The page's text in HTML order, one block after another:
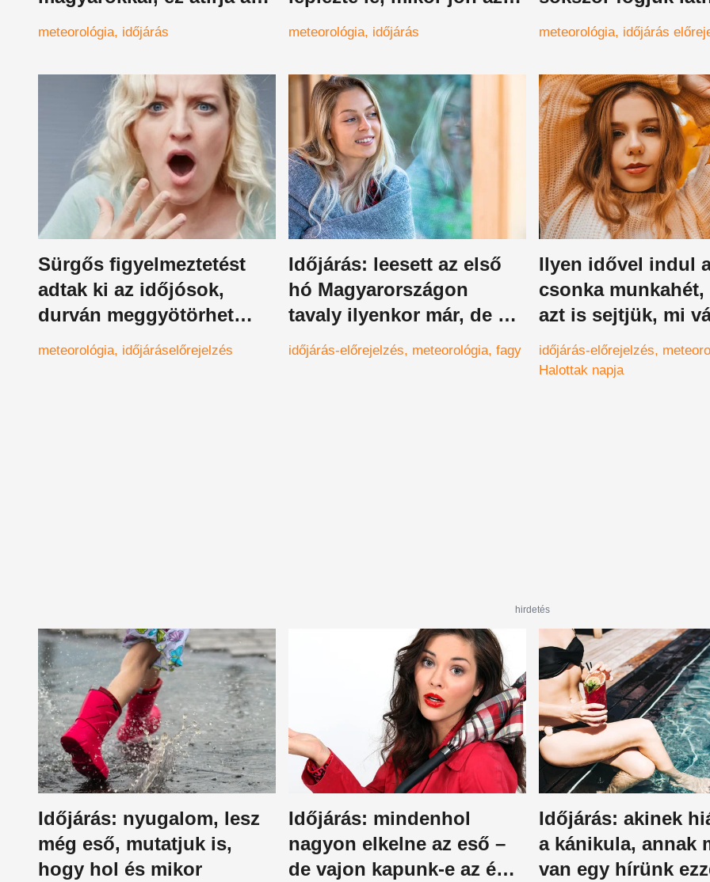
nyarunkat
meteorológia időjárás
eső és a lehűlés
meteorológia időjárás
napot - részletes
előrejelzés
meteorológia időjárás
Sürgős figyelmeztetést
adtak ki az időjósok,
durván meggyötörhet
minket a mai nap
meteorológia időjáráselőrejelzés
Időjárás: leesett az első
hó Magyarországon
tavaly ilyenkor már, de ma
éjszaka sem alhatunk
gondtalanul, fel kell
időjárás-előrejelzés meteorológia fagy
Ilyen idővel indul
csonka munkahét,
azt is sejtjük, mi
november 20-ig
időjárás-előrejelzés
Halottak napja
hirdetés
Időjárás: nyugalom, lesz
még eső, mutatjuk is,
hogy hol és mikor
Időjárás: mindenhol
nagyon elkelne az eső –
de vajon kapunk-e az égi
Időjárás: akinek
a kánikula, annak
van egy hírünk